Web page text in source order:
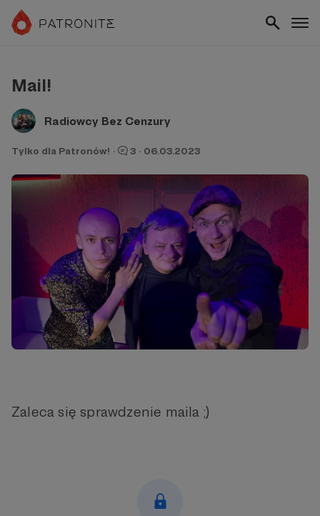
Mail!
Radiowcy Bez Cenzury
Tylko dla Patronów! · 3 · 06.03.2023
Zaleca się sprawdzenie maila ;)